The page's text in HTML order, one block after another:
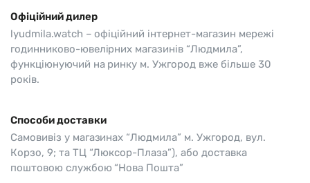
Офіційний дилер
lyudmila.watch – офіційний інтернет-магазин мережі
годинниково-ювелірних магазинів “Людмила”,
функціюнуючий на ринку м. Ужгород вже більше 30
років.
Способи доставки
Самовивіз у магазинах “Людмила” м. Ужгород, вул.
Корзо, 9; та ТЦ “Люксор-Плаза”), або доставка
поштовою службою “Нова Пошта”